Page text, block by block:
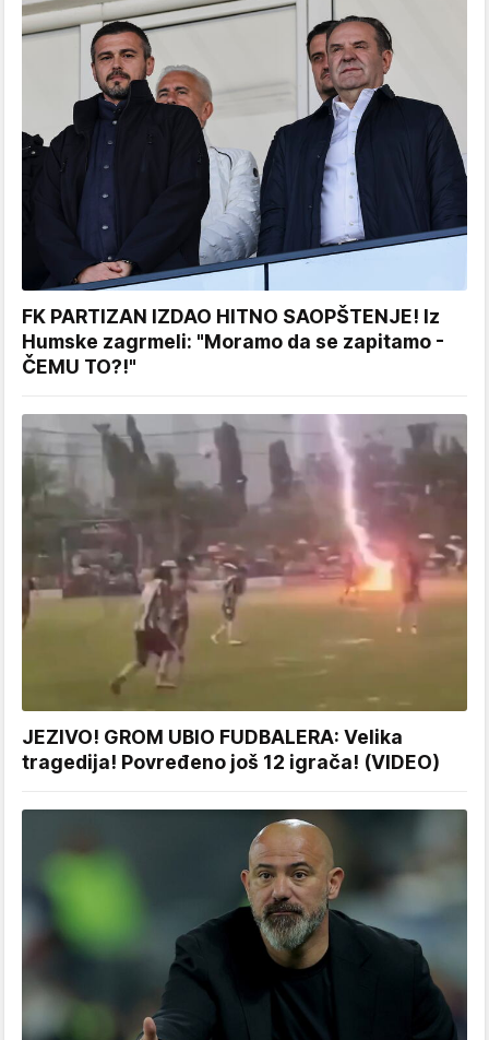
FK PARTIZAN IZDAO HITNO SAOPŠTENJE! Iz
Humske zagrmeli: "Moramo da se zapitamo -
ČEMU TO?!"
JEZIVO! GROM UBIO FUDBALERA: Velika
tragedija! Povređeno još 12 igrača! (VIDEO)